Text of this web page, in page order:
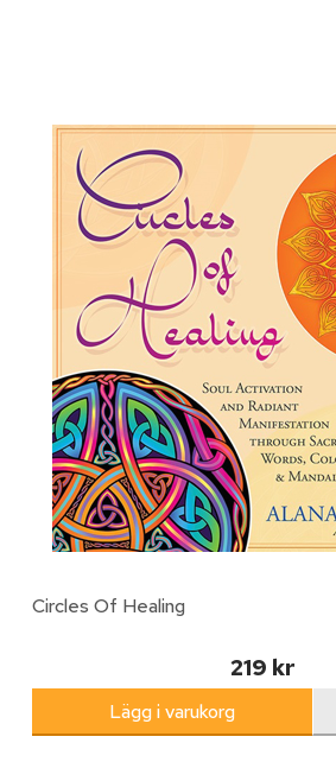
Circles Of Healing
219 kr